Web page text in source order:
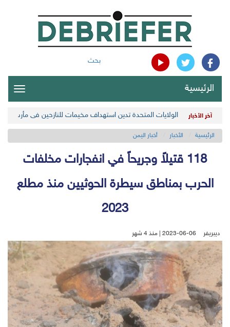
بحث
الرئيسية
آخر الأخبار الولايات المتحدة تدين استهداف مخيمات للنازحين في مأرب
الرئيسية الأخبار أخبار اليمن
118 قتيلاً وجريحاً في انفجارات مخلفات
الحرب بمناطق سيطرة الحوثيين منذ مطلع
2023
ديبريفر 2023-06-06 | منذ 4 شهر